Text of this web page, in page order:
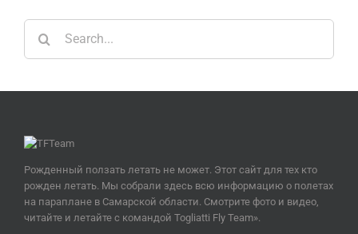
Search
Рожденный ползать летать не может. Этот сайт для тех кто
рожден летать. Мы собрали здесь всю информацию о полетах
на параплане в Самарской области. Смотрите фото и видео,
читайте и летайте с командой Togliatti Fly Team».